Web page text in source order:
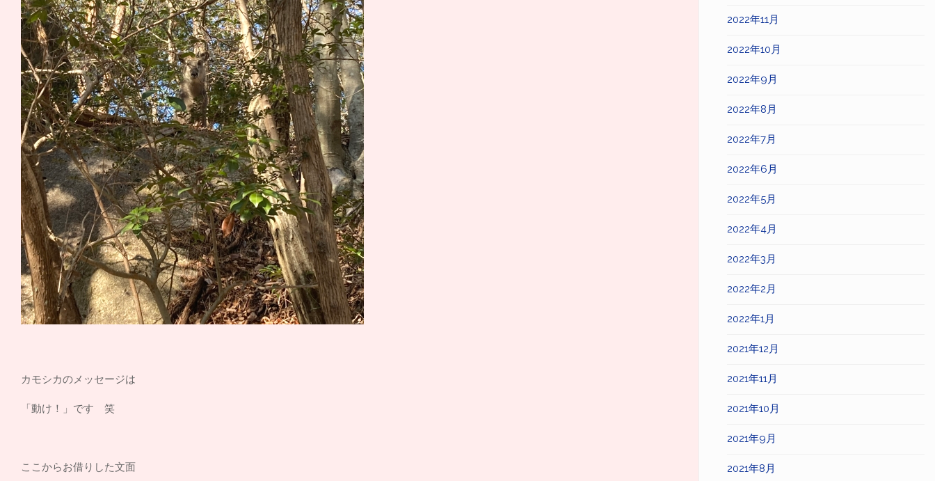
カモシカのメッセージは
「動け！」です 笑
ここからお借りした文面
2022年11月
2022年10月
2022年9月
2022年8月
2022年7月
2022年6月
2022年5月
2022年4月
2022年3月
2022年2月
2022年1月
2021年12月
2021年11月
2021年10月
2021年9月
2021年8月